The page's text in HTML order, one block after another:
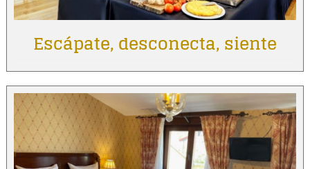
Escápate, desconecta, siente